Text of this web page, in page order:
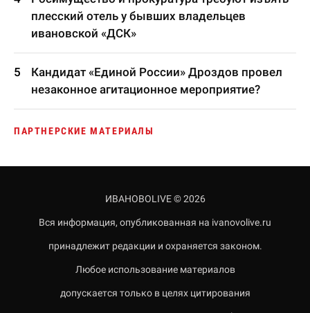
плесский отель у бывших владельцев
ивановской «ДСК»
Кандидат «Единой России» Дроздов провел
незаконное агитационное мероприятие?
ПАРТНЕРСКИЕ МАТЕРИАЛЫ
ИВАНОВОLIVE © 2026
Вся информация, опубликованная на ivanovolive.ru
принадлежит редакции и охраняется законом.
Любое использование материалов
допускается только в целях цитирования